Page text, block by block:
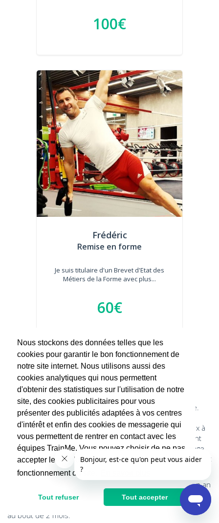
100€
Frédéric
Remise en forme
Je suis titulaire d'un Brevet d'Etat des
Métiers de la Forme avec plus...
60€
Le Top des Coachs Sportifs à Nice
Pourquoi faire appel à un coach sportif àNice?
Il est parfois difficile de se motiver à faire du sport à Nice.
Malgré les bonnes résolutions de Janvier ou le regain de
motivation à l’approche de l’été, nous sommes nombreux à
laisser tomber nos efforts et notre au bout de seulement
quelques séances de sport. Ce qui est vraiment dommage
quand on sait que le secret de la réussite d’un entraînement
se situe dans la régularité de l'exercice !
Sans parler des salles de sport qui nous engagent sur un an
et qui s’avèrent être un véritable perte financière car selon
une étude, 70% des abonnés aux salles ne s’y rendent plus
au bout de 2 mois.
Nous stockons des données telles que les
cookies pour garantir le bon fonctionnement de
notre site internet. Nous utilisons aussi des
cookies analytiques qui nous permettent
d'obtenir des statistiques sur l'utilisation de notre
site, des cookies publicitaires pour vous
présenter des publicités adaptées à vos centres
d'intérêt et enfin des cookies de messagerie qui
vous permettent de rentrer en contact avec les
équipes TrainMe. Vous pouvez choisir de ne pas
accepter les cookies non indispensables au
fonctionnement du site.
Tout refuser Tout accepter